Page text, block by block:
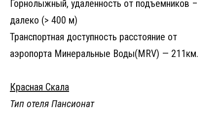
Горнолыжный, удаленность от подъемников –
далеко (> 400 м)
Транспортная доступность расстояние от
аэропорта Минеральные Воды(MRV) — 211км.
Красная Скала
Тип отеля Пансионат